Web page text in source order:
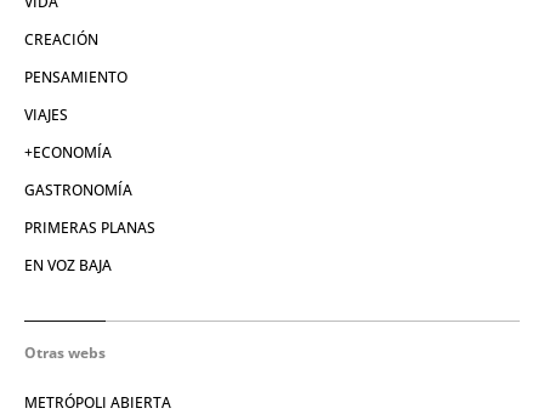
CREACIÓN
PENSAMIENTO
VIAJES
+ECONOMÍA
GASTRONOMÍA
PRIMERAS PLANAS
EN VOZ BAJA
Otras webs
METRÓPOLI ABIERTA